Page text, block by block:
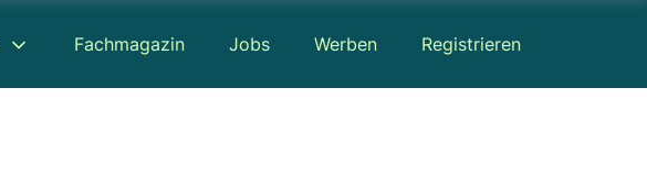
Fachmagazin Jobs Werben Registrieren